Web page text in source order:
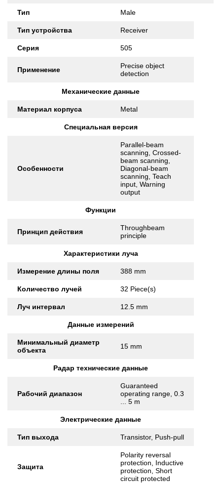
Тип Male
Тип устройства Receiver
Серия 505
Применение
Precise object
detection
Механические данные
Материал корпуса Metal
Специальная версия
Особенности
Parallel-beam
scanning, Crossed-
beam scanning,
Diagonal-beam
scanning, Teach
input, Warning
output
Функции
Принцип действия
Throughbeam
principle
Характеристики луча
Измерение длины поля 388 mm
Количество лучей 32 Piece(s)
Луч интервал 12.5 mm
Данные измерений
Минимальный диаметр
объекта
15 mm
Радар технические данные
Рабочий диапазон
Guaranteed
operating range, 0.3
... 5 m
Электрические данные
Тип выхода Transistor, Push-pull
Защита
Polarity reversal
protection, Inductive
protection, Short
circuit protected